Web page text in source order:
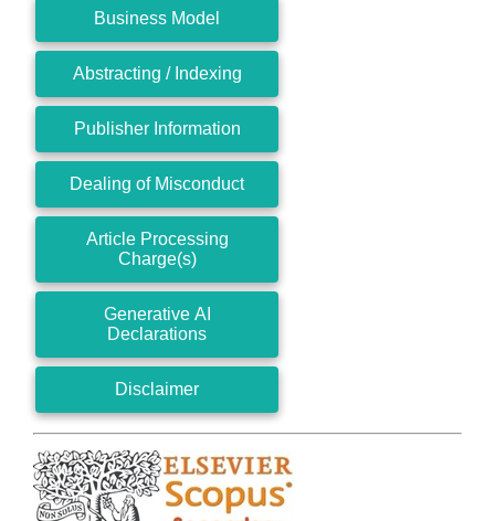
Business Model
Abstracting / Indexing
Publisher Information
Dealing of Misconduct
Article Processing
Charge(s)
Generative AI
Declarations
Disclaimer